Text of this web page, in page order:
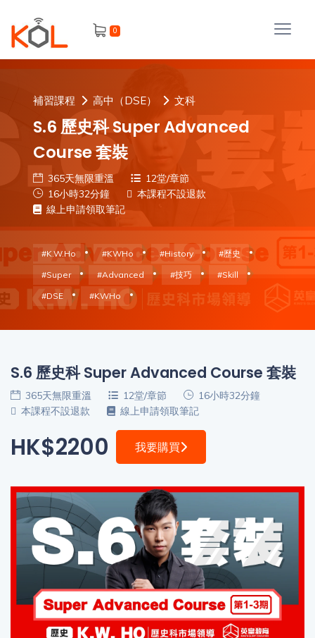
0
進
階
搜
主
補
習
課
考
導
師
價
格
免費
(19)
收費
項
課
程
我
的
我
的
優
惠
設
密
登出
補習課程 高中（DSE） 文科
S.6 歷史科 Super Advanced
Course 套裝
365天無限重溫
12堂/章節
16小時32分鐘
本課程不設退款
線上申請領取筆記
#K.W.Ho #KWHo #History
#歷史
#Super
#Advanced #技巧
#Skill
#DSE
#KWHo
S.6 歷史科 Super Advanced Course 套裝
365天無限重溫 12堂/章節
16小時32分鐘
本課程不設退款
線上申請領取筆記
HK$2200 我要購買